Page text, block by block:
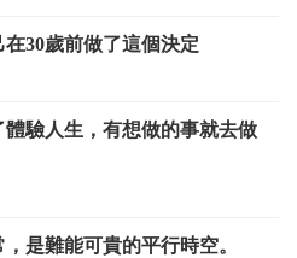
30歲前做了這個決定
驗人生，有想做的事就去做
是難能可貴的平行時空。